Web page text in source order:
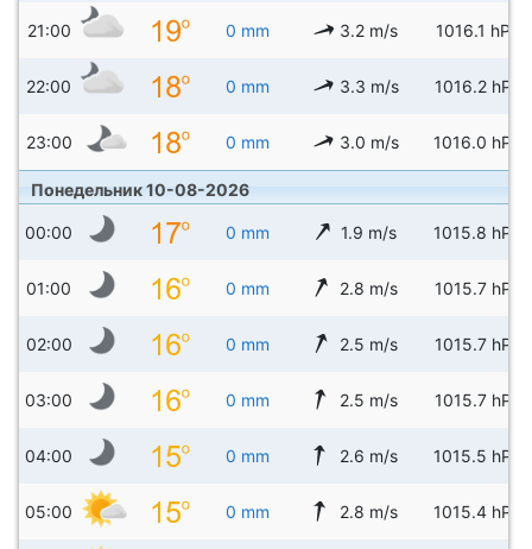
21:00 0 mm 3.2 m/s 1016.1 hPa
22:00 0 mm 3.3 m/s 1016.2 hPa
23:00 0 mm 3.0 m/s 1016.0 hPa
Понедельник 10-08-2026
00:00 0 mm 1.9 m/s 1015.8 hPa
01:00 0 mm 2.8 m/s 1015.7 hPa
02:00 0 mm 2.5 m/s 1015.7 hPa
03:00 0 mm 2.5 m/s 1015.7 hPa
04:00 0 mm 2.6 m/s 1015.5 hPa
05:00 0 mm 2.8 m/s 1015.4 hPa